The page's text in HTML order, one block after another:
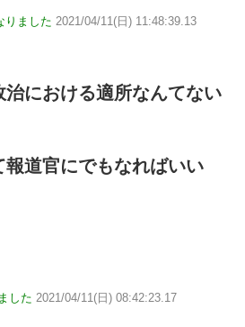
りました 2021/04/11(日) 11:48:39.13
治における適所なんてない
道官にでもなればいい
した 2021/04/11(日) 08:42:23.17